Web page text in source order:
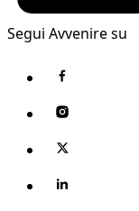
Segui Avvenire su